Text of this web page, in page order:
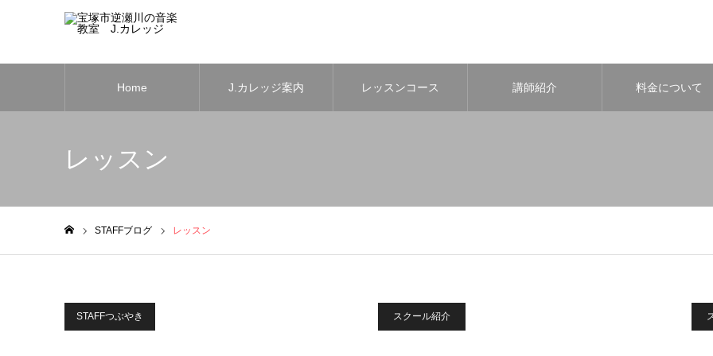
Home J.カレッジ案内 レッスンコース 講師紹介 料金について
レッスン
STAFFブログ レッスン
STAFFつぶやき スクール紹介